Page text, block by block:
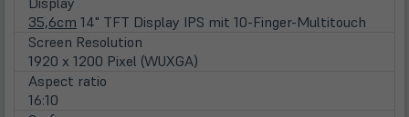
35,6cm 14" TFT Display IPS mit 10-Finger-Multitouch
Screen Resolution
1920 x 1200 Pixel (WUXGA)
Aspect ratio
16:10